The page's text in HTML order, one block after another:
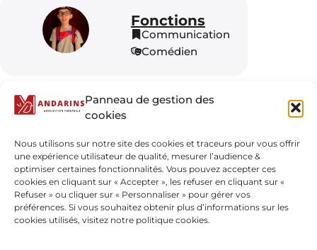
Panneau de gestion des
cookies
Nous utilisons sur notre site des cookies et traceurs pour vous offrir
une expérience utilisateur de qualité, mesurer l’audience &
optimiser certaines fonctionnalités. Vous pouvez accepter ces
cookies en cliquant sur « Accepter », les refuser en cliquant sur «
Refuser » ou cliquer sur « Personnaliser » pour gérer vos
préférences. Si vous souhaitez obtenir plus d’informations sur les
cookies utilisés, visitez notre politique cookies.
Fonctions
Communication
Comédien
Contact